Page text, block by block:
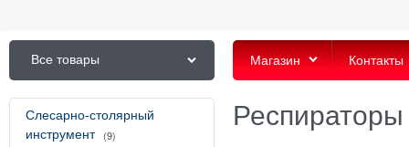
Все товары Магазин Контакты
Слесарно-столярный
инструмент (9)
Респираторы